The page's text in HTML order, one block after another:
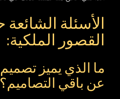
الأسئلة
القصور الملكية:
ما الذي يميز
عن باقي التصاميم؟